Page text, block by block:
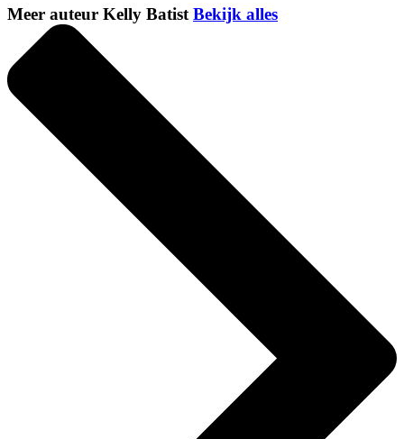
Meer auteur Kelly Batist Bekijk alles